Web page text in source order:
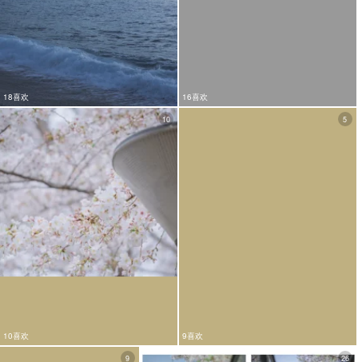
18喜欢 16喜欢
10喜欢
10
9喜欢
5
9 26